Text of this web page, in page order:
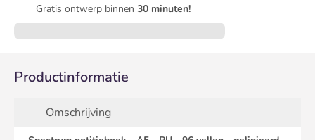
Gratis ontwerp binnen 30 minuten!
Productinformatie
Omschrijving